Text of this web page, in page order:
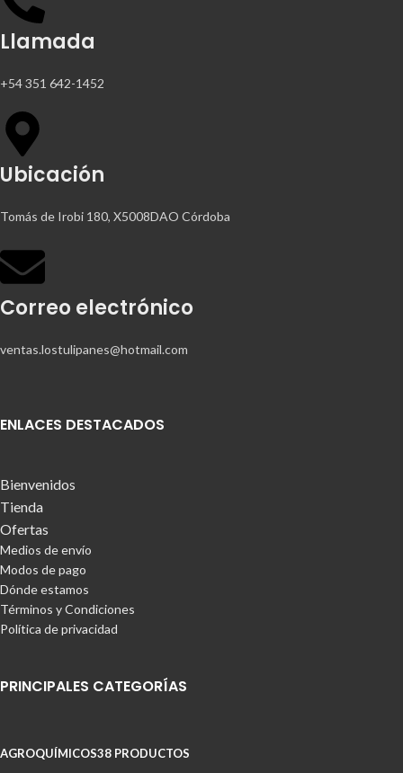
Llamada
+54 351 642-1452
Ubicación
Tomás de Irobi 180, X5008DAO Córdoba
Correo electrónico
ventas.lostulipanes@hotmail.com
ENLACES DESTACADOS
Bienvenidos
Tienda
Ofertas
Medios de envío
Modos de pago
Dónde estamos
Términos y Condiciones
Política de privacidad
PRINCIPALES CATEGORÍAS
AGROQUÍMICOS38 PRODUCTOS